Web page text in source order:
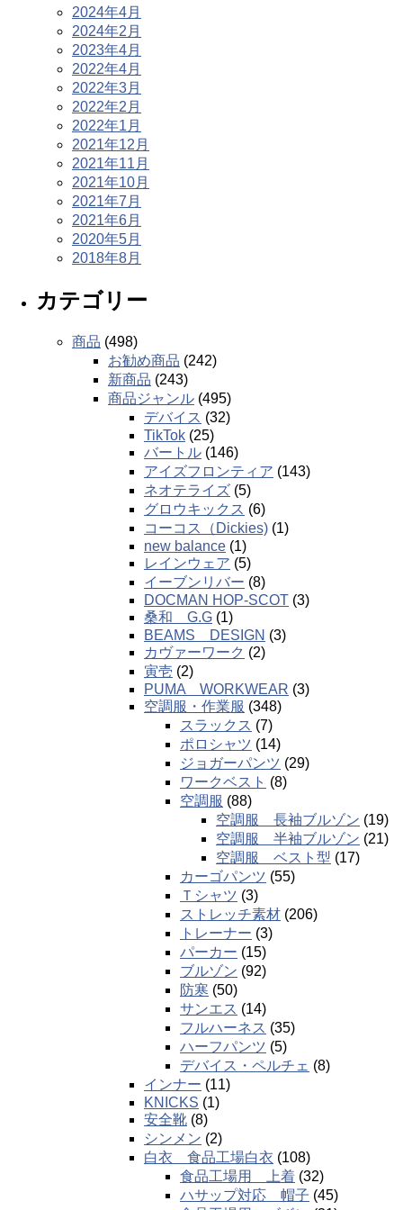
2024年4月
2024年2月
2023年4月
2022年4月
2022年3月
2022年2月
2022年1月
2021年12月
2021年11月
2021年10月
2021年7月
2021年6月
2020年5月
2018年8月
カテゴリー
商品 (498)
お勧め商品 (242)
新商品 (243)
商品ジャンル (495)
デバイス (32)
TikTok (25)
バートル (146)
アイズフロンティア (143)
ネオテライズ (5)
グロウキックス (6)
コーコス（Dickies) (1)
new balance (1)
レインウェア (5)
イーブンリバー (8)
DOCMAN HOP-SCOT (3)
桑和 G.G (1)
BEAMS DESIGN (3)
カヴァーワーク (2)
寅壱 (2)
PUMA WORKWEAR (3)
空調服・作業服 (348)
スラックス (7)
ポロシャツ (14)
ジョガーパンツ (29)
ワークベスト (8)
空調服 (88)
空調服 長袖ブルゾン (19)
空調服 半袖ブルゾン (21)
空調服 ベスト型 (17)
カーゴパンツ (55)
Ｔシャツ (3)
ストレッチ素材 (206)
トレーナー (3)
パーカー (15)
ブルゾン (92)
防寒 (50)
サンエス (14)
フルハーネス (35)
ハーフパンツ (5)
デバイス・ペルチェ (8)
インナー (11)
KNICKS (1)
安全靴 (8)
シンメン (2)
白衣 食品工場白衣 (108)
食品工場用 上着 (32)
ハサップ対応 帽子 (45)